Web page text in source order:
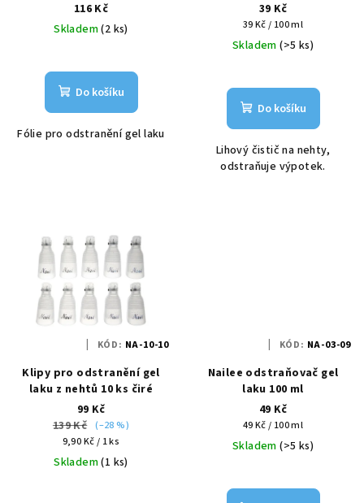
116 Kč
Skladem(2 ks)
Do košíku
Fólie pro odstranění gel laku
39 Kč
Měrná
cena:
39 Kč / 100 ml
Skladem(>5 ks)
Do košíku
Lihový čistič na nehty,
odstraňuje výpotek.
Klipy pro odstranění gel
laku z nehtů 10 ks čiré
99 Kč
139 Kč (–28 %)
Měrná
cena:
9,90 Kč / 1 ks
Skladem(1 ks)
KÓD: NA-10-10
Nailee odstraňovač gel
laku 100 ml
49 Kč
Měrná
cena:
49 Kč / 100 ml
Skladem(>5 ks)
KÓD: NA-03-09